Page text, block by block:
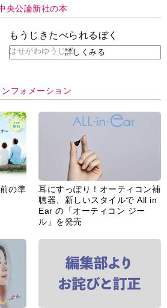
央公論新社の本
もうじきたべられるぼく
はせがわゆうじ 作詳しくみる
ンフォメーション
の準
耳にすっぽり！オーティコン補
聴器、新しいスタイルで All in
Ear の「オーティコン ジー
ル」を発売